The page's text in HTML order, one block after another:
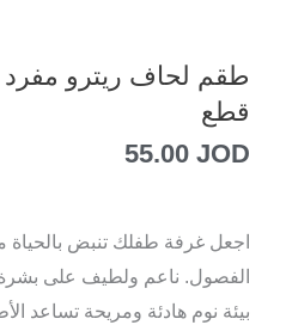
قطع
55.00 JOD
اجعل غرفة طفلك تنبض بالحياة
الفصول. ناعم ولطيف على بشرة
بيئة نوم هادئة ومريحة تساعد